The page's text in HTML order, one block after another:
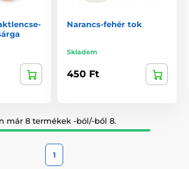
Narancs-fehér tok
Skladem
450 Ft
már 8 termékek -ból/-ből 8.
1